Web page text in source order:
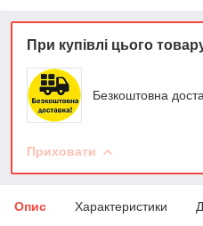
При купівлі цього
Безкоштовна
Приховати
Опис Характеристики